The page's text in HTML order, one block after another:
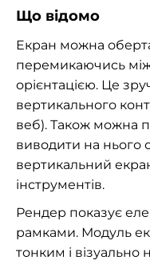
Що відомо
Екран можна
перемикаючись
орієнтацією. Це
вертикального
веб). Також можна
виводити на нього
вертикальний
інструментів.
Рендер показує
рамками. Модуль
тонким і